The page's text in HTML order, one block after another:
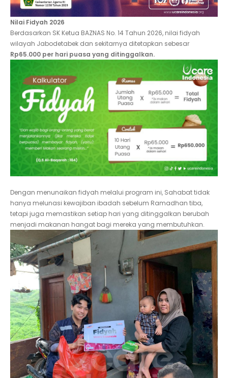
Nilai Fidyah 2026
Berdasarkan SK Ketua BAZNAS No. 14 Tahun 2026, nilai fidyah
wilayah Jabodetabek dan sekitarnya ditetapkan sebesar
Rp65.000 per hari puasa yang ditinggalkan.
Dengan menunaikan fidyah melalui program ini, Sahabat tidak
hanya melunasi kewajiban ibadah sebelum Ramadhan tiba,
tetapi juga memastikan setiap hari yang ditinggalkan berubah
menjadi makanan hangat bagi mereka yang membutuhkan.